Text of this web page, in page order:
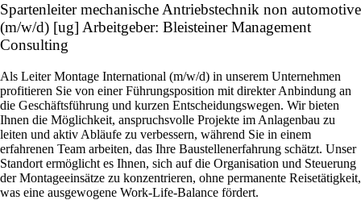
Spartenleiter mechanische Antriebstechnik non automotive
(m/w/d) [ug] Arbeitgeber: Bleisteiner Management
Consulting
Als Leiter Montage International (m/w/d) in unserem Unternehmen
profitieren Sie von einer Führungsposition mit direkter Anbindung an
die Geschäftsführung und kurzen Entscheidungswegen. Wir bieten
Ihnen die Möglichkeit, anspruchsvolle Projekte im Anlagenbau zu
leiten und aktiv Abläufe zu verbessern, während Sie in einem
erfahrenen Team arbeiten, das Ihre Baustellenerfahrung schätzt. Unser
Standort ermöglicht es Ihnen, sich auf die Organisation und Steuerung
der Montageeinsätze zu konzentrieren, ohne permanente Reisetätigkeit,
was eine ausgewogene Work-Life-Balance fördert.